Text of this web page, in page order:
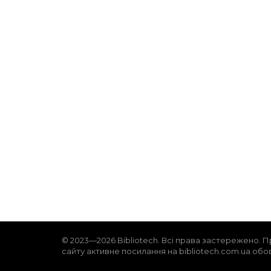
© 2023—2026 Bibliotech. Всі права застережено.
сайту активне посилання на bibliotech.com.ua